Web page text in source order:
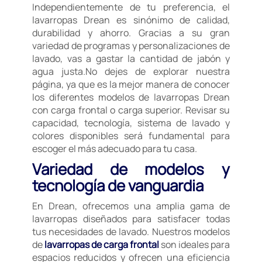
Independientemente de tu preferencia, el
lavarropas Drean es sinónimo de calidad,
durabilidad y ahorro. Gracias a su gran
variedad de programas y personalizaciones de
lavado, vas a gastar la cantidad de jabón y
agua justa.No dejes de explorar nuestra
página, ya que es la mejor manera de conocer
los diferentes modelos de lavarropas Drean
con carga frontal o carga superior. Revisar su
capacidad, tecnología, sistema de lavado y
colores disponibles será fundamental para
escoger el más adecuado para tu casa.
Variedad de modelos y
tecnología de vanguardia
En Drean, ofrecemos una amplia gama de
lavarropas diseñados para satisfacer todas
tus necesidades de lavado. Nuestros modelos
delavarropas de carga frontalson ideales para
espacios reducidos y ofrecen una eficiencia